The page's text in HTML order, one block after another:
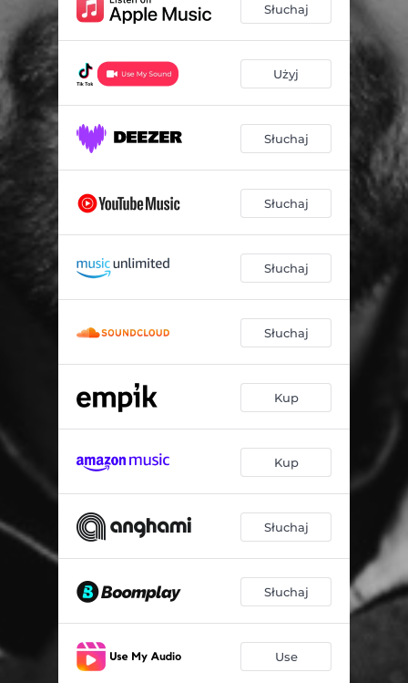
Słuchaj
Użyj
Słuchaj
Słuchaj
Słuchaj
Słuchaj
Kup
Kup
Słuchaj
Słuchaj
Use